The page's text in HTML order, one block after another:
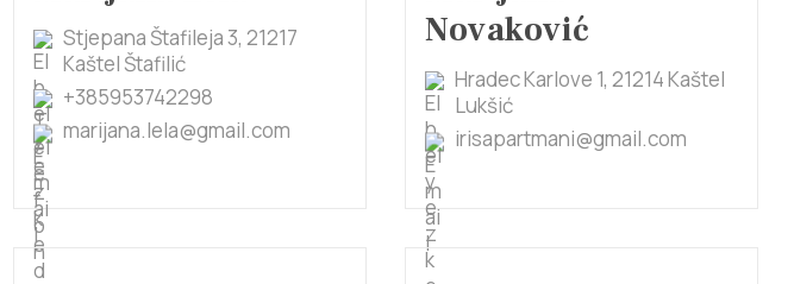
Stjepana Štafileja 3, 21217
Kaštel Štafilić
+385953742298
marijana.lela@gmail.com
Novaković
Hradec Karlove 1, 21214 Kaštel
Lukšić
irisapartmani@gmail.com